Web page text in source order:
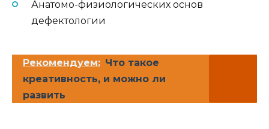
Анатомо-физиологических основ
дефектологии
Рекомендуем: Что такое
креативность, и можно ли
развить